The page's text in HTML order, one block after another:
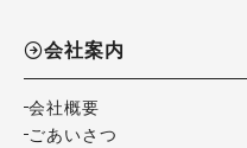
会社案内
会社概要
ごあいさつ